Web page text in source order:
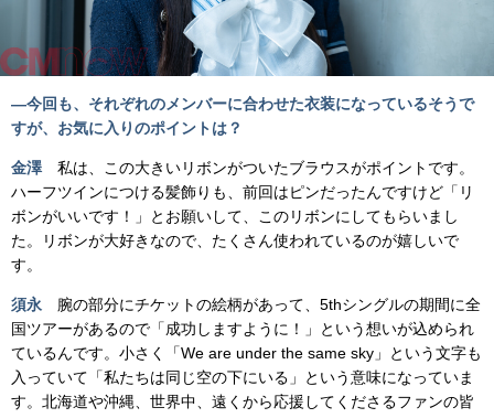
―今回も、それぞれのメンバーに合わせた衣装になっているそうで
すが、お気に入りのポイントは？
金澤私は、この大きいリボンがついたブラウスがポイントです。
ハーフツインにつける髪飾りも、前回はピンだったんですけど「リ
ボンがいいです！」とお願いして、このリボンにしてもらいまし
た。リボンが大好きなので、たくさん使われているのが嬉しいで
す。
須永 腕の部分にチケットの絵柄があって、5thシングルの期間に全
国ツアーがあるので「成功しますように！」という想いが込められ
ているんです。小さく「We are under the same sky」という文字も
入っていて「私たちは同じ空の下にいる」という意味になっていま
す。北海道や沖縄、世界中、遠くから応援してくださるファンの皆